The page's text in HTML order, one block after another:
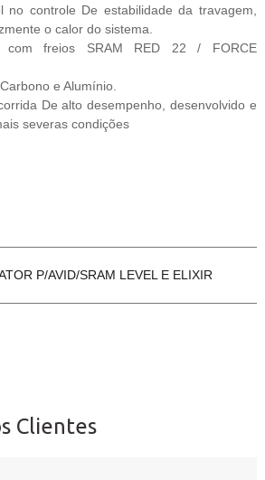
no controle De estabilidade da travagem,
o calor do sistema.
com freios SRAM RED 22 / FORCE
e Alumínio.
De alto desempenho, desenvolvido e
severas condições
P/AVID/SRAM LEVEL E ELIXIR
Clientes